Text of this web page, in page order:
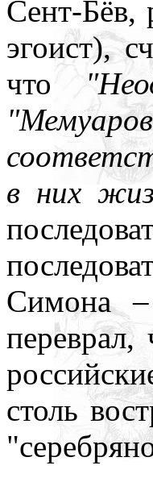
Сент-Бёв,
эгоист),
что
в них
Симона
переврал,
столь